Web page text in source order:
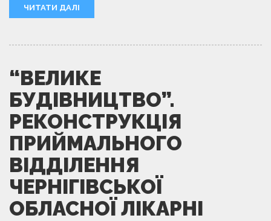
ЧИТАТИ ДАЛІ
“ВЕЛИКЕ
БУДІВНИЦТВО”.
РЕКОНСТРУКЦІЯ
ПРИЙМАЛЬНОГО
ВІДДІЛЕННЯ
ЧЕРНІГІВСЬКОЇ
ОБЛАСНОЇ ЛІКАРНІ